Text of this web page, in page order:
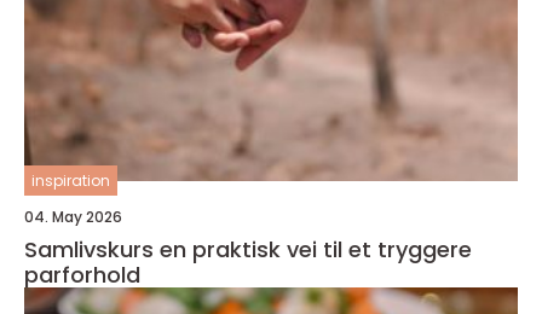
inspiration
04. May 2026
Samlivskurs en praktisk vei til et tryggere
parforhold